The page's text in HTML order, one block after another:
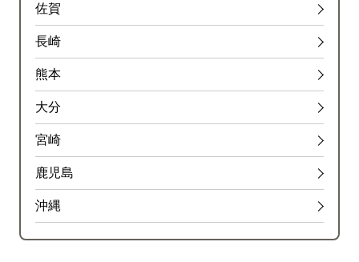
佐賀
長崎
熊本
大分
宮崎
鹿児島
沖縄